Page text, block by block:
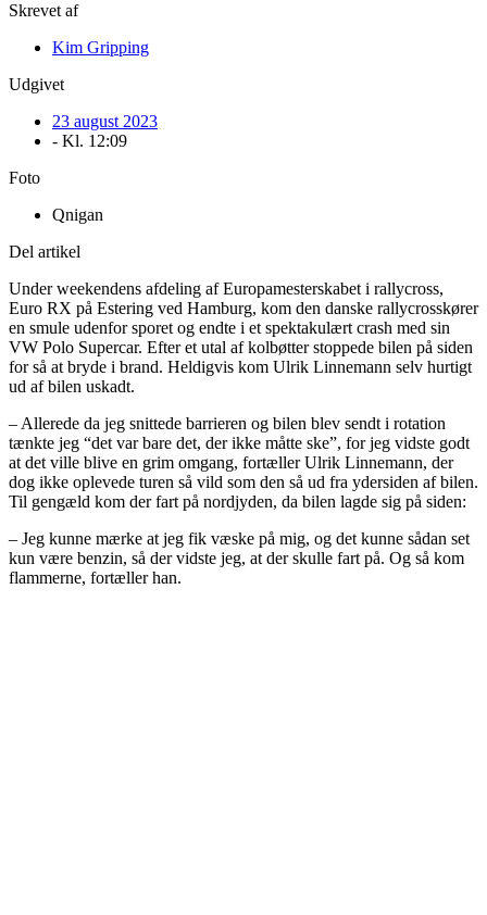
Skrevet af
Kim Gripping
Udgivet
23 august 2023
- Kl. 12:09
Foto
Qnigan
Del artikel
Under weekendens afdeling af Europamesterskabet i rallycross,
Euro RX på Estering ved Hamburg, kom den danske rallycrosskører
en smule udenfor sporet og endte i et spektakulært crash med sin
VW Polo Supercar. Efter et utal af kolbøtter stoppede bilen på siden
for så at bryde i brand. Heldigvis kom Ulrik Linnemann selv hurtigt
ud af bilen uskadt.
– Allerede da jeg snittede barrieren og bilen blev sendt i rotation
tænkte jeg “det var bare det, der ikke måtte ske”, for jeg vidste godt
at det ville blive en grim omgang, fortæller Ulrik Linnemann, der
dog ikke oplevede turen så vild som den så ud fra ydersiden af bilen.
Til gengæld kom der fart på nordjyden, da bilen lagde sig på siden:
– Jeg kunne mærke at jeg fik væske på mig, og det kunne sådan set
kun være benzin, så der vidste jeg, at der skulle fart på. Og så kom
flammerne, fortæller han.